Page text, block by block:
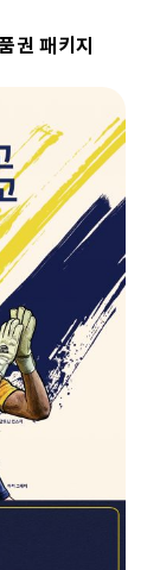
권 패키지